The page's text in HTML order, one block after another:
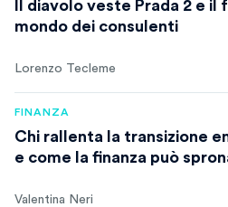
Il diavolo veste Prada 2 e il
mondo dei consulenti
Lorenzo Tecleme
FINANZA
Chi rallenta la transizione
e come la finanza può
Valentina Neri